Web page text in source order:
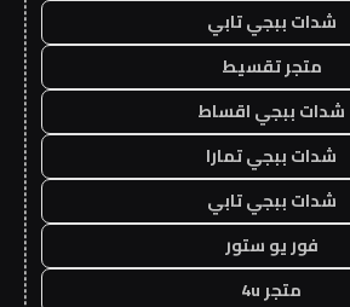
شدات ببجي تابي
متجر تقسيط
شدات ببجي اقساط
شدات ببجي تمارا
شدات ببجي تابي
فور يو ستور
متجر 4u